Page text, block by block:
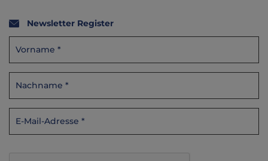
Newsletter Register